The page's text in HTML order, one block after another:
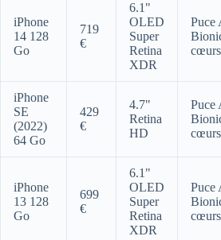
iPhone
14 128
Go
719
€
6.1"
OLED
Super
Retina
XDR
Puce
cœurs
iPhone
SE
(2022)
64 Go
429
€
4.7"
Retina
HD
Puce
cœurs
iPhone
13 128
Go
699
€
6.1"
OLED
Super
Retina
XDR
Puce
cœurs